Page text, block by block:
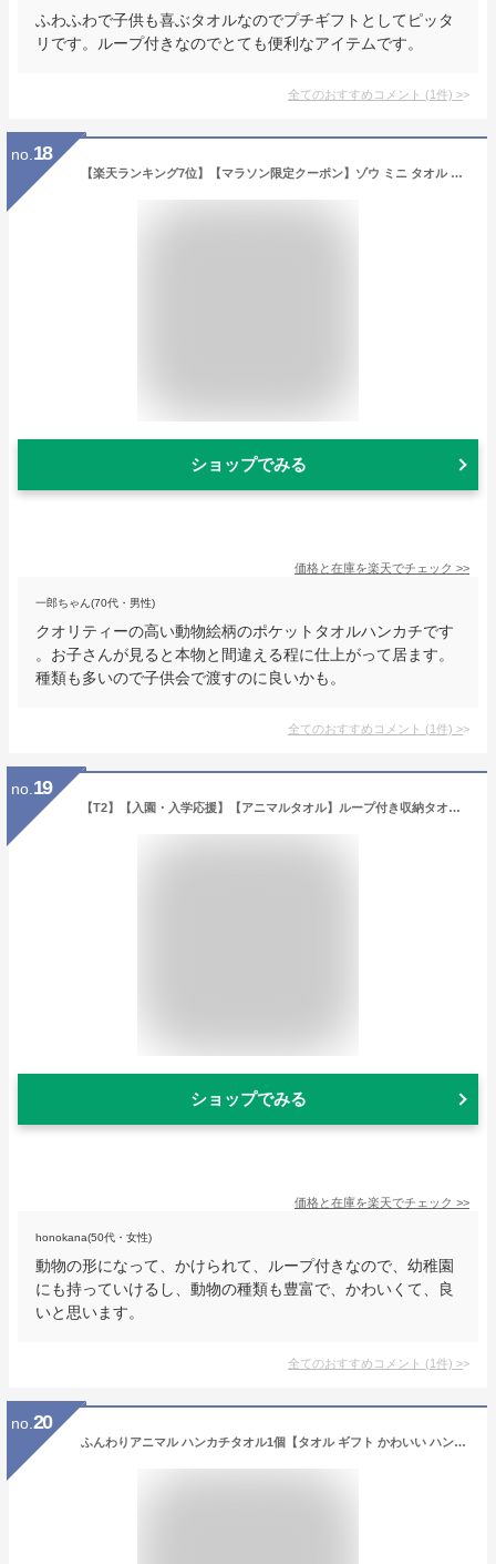
ふわふわで子供も喜ぶタオルなのでプチギフトとしてピッタ
リです。ループ付きなのでとても便利なアイテムです。
全てのおすすめコメント (1件) >
no. 18
【楽天ランキング7位】【マラソン限定クーポン】ゾウ ミニ タオル ハンカチ 20cm 柔らかい肌触りと抜群吸水性 マイクロファイバー パイル地 ハンドタオル レディース かわいい リアル 動物 モチーフ ブランド リュシー ダンセット ぞう アフリカ 象 グッズ 雑貨 可愛い Lucie
ショップでみる
価格と在庫を楽天でチェック >>
一郎ちゃん(70代・男性)
クオリティーの高い動物絵柄のポケットタオルハンカチです
。お子さんが見ると本物と間違える程に仕上がって居ます。
種類も多いので子供会で渡すのに良いかも。
全てのおすすめコメント (1件) >
no. 19
【T2】【入園・入学応援】【アニマルタオル】ループ付き収納タオル【キャラクター/動物タオル】【1911】【35-40-50】
ショップでみる
価格と在庫を楽天でチェック >>
honokana(50代・女性)
動物の形になって、かけられて、ループ付きなので、幼稚園
にも持っていけるし、動物の種類も豊富で、かわいくて、良
いと思います。
全てのおすすめコメント (1件) >
no. 20
ふんわりアニマル ハンカチタオル1個【タオル ギフト かわいい ハンカチ タオル 粗品 景品 結婚式 プチギフト 子供会 保育園 幼稚園 卒園記念品 卒園祝い 卒園 お友達 プレゼント お別れ会 プレゼント ホワイトデー お返し 子供 転校 プレゼント 父母会】【あす楽対応】